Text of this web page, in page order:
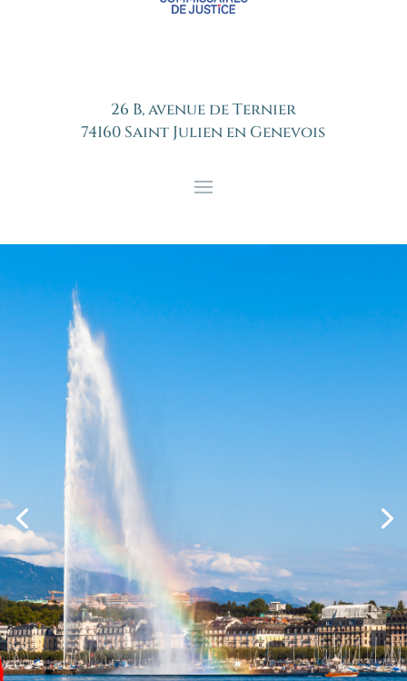
26 B, avenue de Ternier
74160 Saint Julien en Genevois